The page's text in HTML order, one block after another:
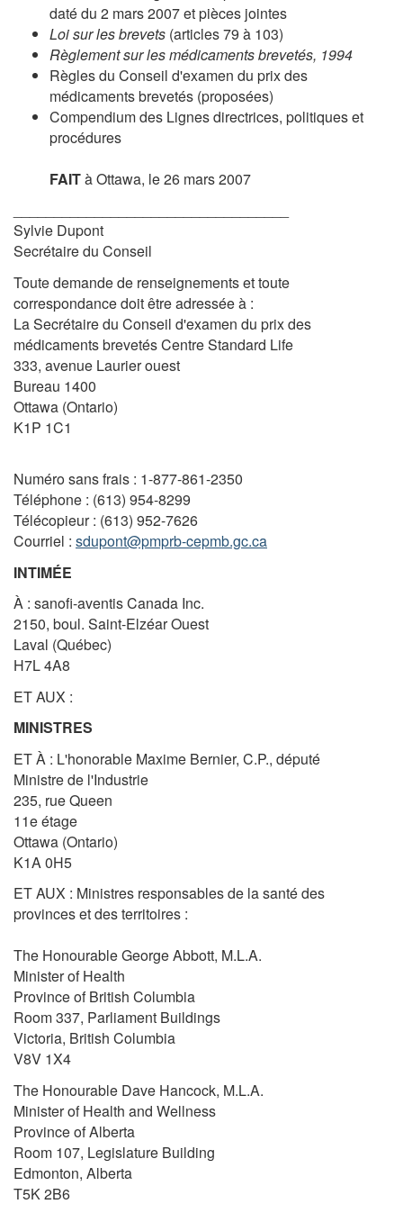
daté du 2 mars 2007 et pièces jointes
Loi sur les brevets (articles 79 à 103)
Règlement sur les médicaments brevetés, 1994
Règles du Conseil d'examen du prix des
médicaments brevetés (proposées)
Compendium des Lignes directrices, politiques et
procédures
FAITà Ottawa, le 26 mars 2007
Sylvie Dupont
Secrétaire du Conseil
Toute demande de renseignements et toute
correspondance doit être adressée à :
La Secrétaire du Conseil d'examen du prix des
médicaments brevetés Centre Standard Life
333, avenue Laurier ouest
Bureau 1400
Ottawa (Ontario)
K1P 1C1
Numéro sans frais : 1-877-861-2350
Téléphone : (613) 954-8299
Télécopieur : (613) 952-7626
Courriel : sdupont@pmprb-cepmb.gc.ca
INTIMÉE
À : sanofi-aventis Canada Inc.
2150, boul. Saint-Elzéar Ouest
Laval (Québec)
H7L 4A8
ET AUX :
MINISTRES
ET À : L'honorable Maxime Bernier, C.P., député
Ministre de l'Industrie
235, rue Queen
11e étage
Ottawa (Ontario)
K1A 0H5
ET AUX : Ministres responsables de la santé des
provinces et des territoires :
The Honourable George Abbott, M.L.A.
Minister of Health
Province of British Columbia
Room 337, Parliament Buildings
Victoria, British Columbia
V8V 1X4
The Honourable Dave Hancock, M.L.A.
Minister of Health and Wellness
Province of Alberta
Room 107, Legislature Building
Edmonton, Alberta
T5K 2B6